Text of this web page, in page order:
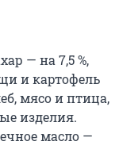
— на 7,5 %,
и картофель
мясо и птица,
изделия.
масло —